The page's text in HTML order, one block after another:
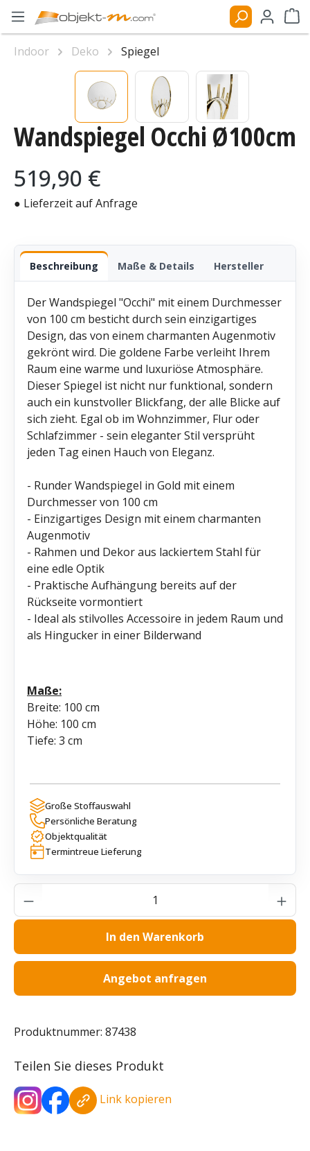
Zum Hauptinhalt springen
Wandspiegel Occhi Ø100cm
Regulärer Preis:
519,90 €
● Lieferzeit auf Anfrage
Beschreibung Maße & Details Hersteller
Der Wandspiegel "Occhi" mit einem Durchmesser
von 100 cm besticht durch sein einzigartiges
Design, das von einem charmanten Augenmotiv
gekrönt wird. Die goldene Farbe verleiht Ihrem
Raum eine warme und luxuriöse Atmosphäre.
Dieser Spiegel ist nicht nur funktional, sondern
auch ein kunstvoller Blickfang, der alle Blicke auf
sich zieht. Egal ob im Wohnzimmer, Flur oder
Schlafzimmer - sein eleganter Stil versprüht
jeden Tag einen Hauch von Eleganz.
- Runder Wandspiegel in Gold mit einem
Durchmesser von 100 cm
- Einzigartiges Design mit einem charmanten
Augenmotiv
- Rahmen und Dekor aus lackiertem Stahl für
eine edle Optik
- Praktische Aufhängung bereits auf der
Rückseite vormontiert
- Ideal als stilvolles Accessoire in jedem Raum und
als Hingucker in einer Bilderwand
Maße:
Breite: 100 cm
Höhe: 100 cm
Tiefe: 3 cm
Große Stoffauswahl
Persönliche Beratung
Objektqualität
Termintreue Lieferung
Produkt Anzahl: Gib den gewünschten
In den Warenkorb
Angebot anfragen
Produktnummer: 87438
Teilen Sie dieses Produkt
Link kopieren
Indoor Deko
Spiegel
Bildergalerie überspringen